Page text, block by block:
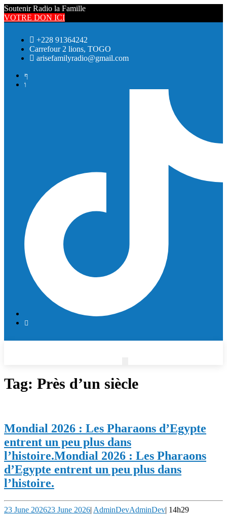
Soutenir Radio la Famille
VOTRE DON ICI
+228 91364242
Carrefour 2 lions, TOGO
arisefamilyradio@gmail.com
Tag: Près d’un siècle
Mondial 2026 : Les Pharaons d’Egypte
entrent un peu plus dans
l’histoire.Mondial 2026 : Les Pharaons
d’Egypte entrent un peu plus dans
l’histoire.
23 June 202623 June 2026| AdminDevAdminDev| 14h29